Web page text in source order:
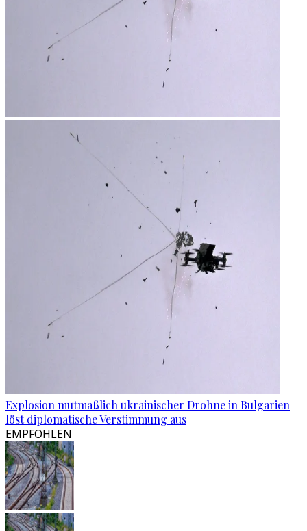
Explosion mutmaßlich ukrainischer Drohne in Bulgarien
löst diplomatische Verstimmung aus
EMPFOHLEN